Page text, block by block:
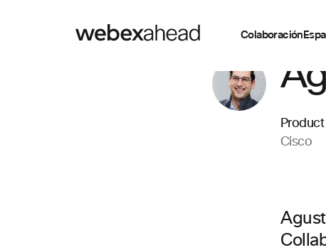
Colaboración
Cisco